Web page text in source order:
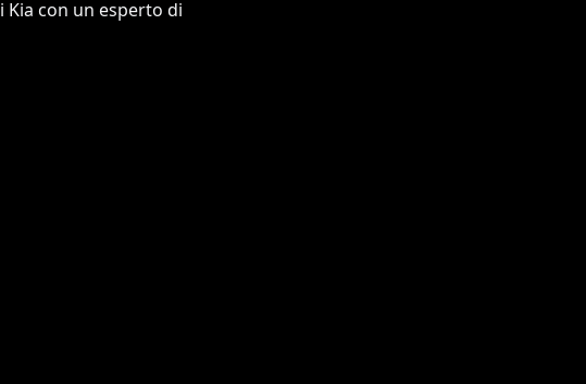
Kia con un esperto di